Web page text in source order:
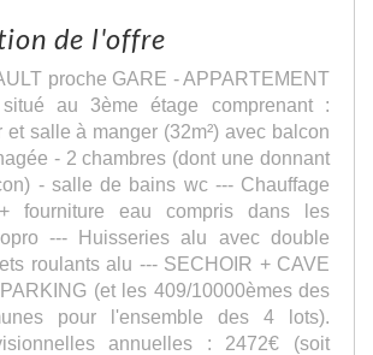
de l'offre
proche GARE - APPARTEMENT
au 3ème étage comprenant :
et salle à manger (32m²) avec balcon
- 2 chambres (dont une donnant
- salle de bains wc --- Chauffage
fourniture eau compris dans les
--- Huisseries alu avec double
roulants alu --- SECHOIR + CAVE
(et les 409/10000èmes des
pour l'ensemble des 4 lots).
annuelles : 2472€ (soit